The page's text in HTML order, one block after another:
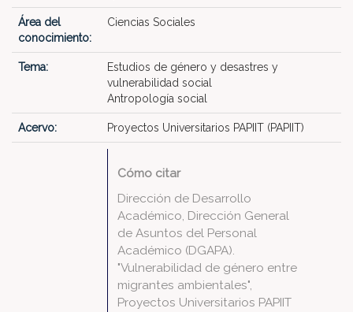
Área del
conocimiento:
Ciencias Sociales
Tema:
Estudios de género y desastres y
vulnerabilidad social
Antropología social
Acervo: Proyectos Universitarios PAPIIT (PAPIIT)
Cómo citar
Dirección de Desarrollo
Académico, Dirección General
de Asuntos del Personal
Académico (DGAPA).
"Vulnerabilidad de género entre
migrantes ambientales",
Proyectos Universitarios PAPIIT